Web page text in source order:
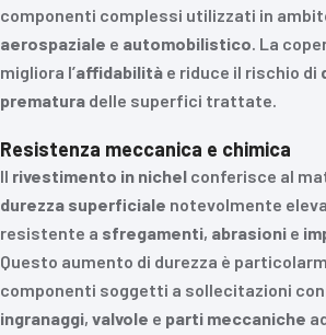
componenti complessi utilizzati in
aerospaziale e automobilistico. La
migliora l’affidabilità e riduce il rischio di
prematura delle superfici trattate.
Resistenza meccanica e chimica
Il rivestimento in nichel conferisce al
durezza superficiale notevolmente
resistente a sfregamenti, abrasioni e
Questo aumento di durezza è
componenti soggetti a sollecitazioni
ingranaggi, valvole e parti meccaniche